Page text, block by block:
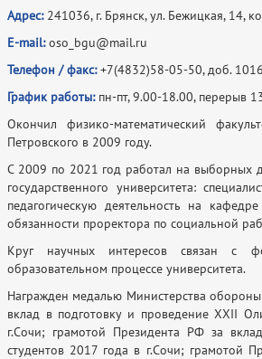
Адрес:241036, г. Брянск, ул. Бежицкая, 14,
E-mail: oso_bgu@mail.ru
Телефон / факс: +7(4832)58-05-50, доб. 1016
График работы: пн-пт, 9.00-18.00, перерыв
Окончил физико-математический
Петровского в 2009 году.
С 2009 по 2021 год работал на выборных
государственного университета:
педагогическую деятельность на
обязанности проректора по социальной
Круг научных интересов связан с
образовательном процессе университета.
Награжден медалью Министерства
вклад в подготовку и проведение XXII
г.Сочи; грамотой Президента РФ за
студентов 2017 года в г.Сочи; грамотой